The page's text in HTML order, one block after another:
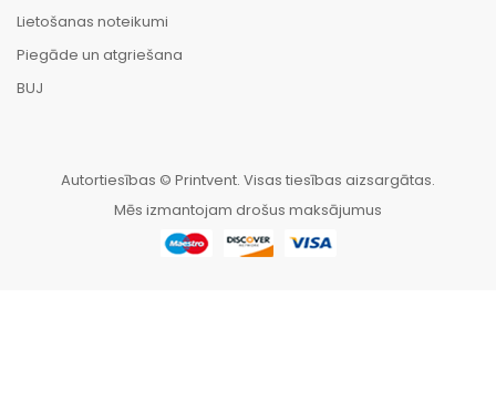
Lietošanas noteikumi
Piegāde un atgriešana
BUJ
Autortiesības © Printvent. Visas tiesības aizsargātas.
Mēs izmantojam drošus maksājumus